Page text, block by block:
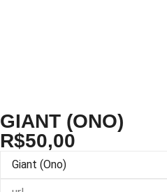
GIANT (ONO)
R$50,00